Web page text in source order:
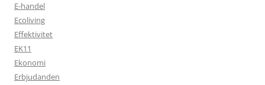
E-handel
Ecoliving
Effektivitet
EK11
Ekonomi
Erbjudanden